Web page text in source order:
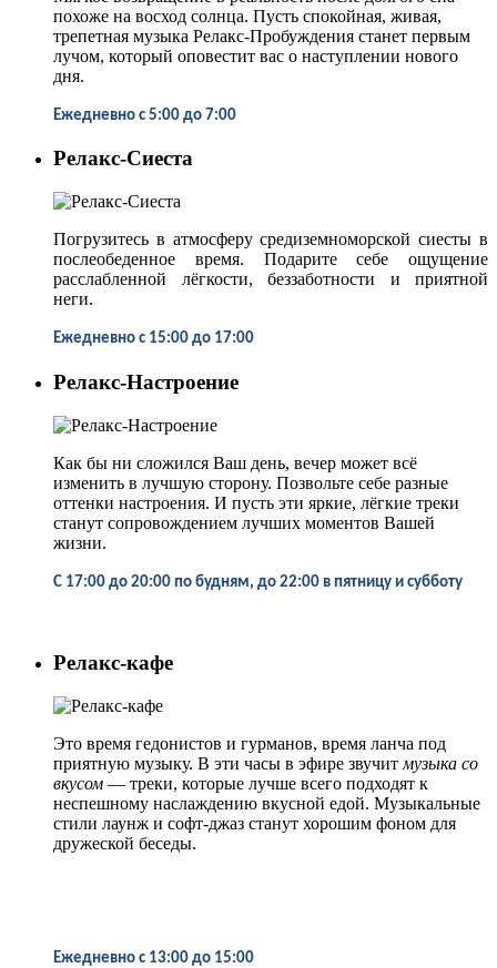
похоже на восход солнца. Пусть спокойная, живая,
трепетная музыка Релакс-Пробуждения станет первым
лучом, который оповестит вас о наступлении нового
дня.
Ежедневно с 5:00 до 7:00
Релакс-Сиеста
Погрузитесь в атмосферу средиземноморской сиесты в
послеобеденное время. Подарите себе ощущение
расслабленной лёгкости, беззаботности и приятной
неги.
Ежедневно с 15:00 до 17:00
Релакс-Настроение
Как бы ни сложился Ваш день, вечер может всё
изменить в лучшую сторону. Позвольте себе разные
оттенки настроения. И пусть эти яркие, лёгкие треки
станут сопровождением лучших моментов Вашей
жизни.
С 17:00 до 20:00 по будням, до 22:00 в пятницу и субботу
Релакс-кафе
Это время гедонистов и гурманов, время ланча под
приятную музыку. В эти часы в эфире звучит музыка со
вкусом — треки, которые лучше всего подходят к
неспешному наслаждению вкусной едой. Музыкальные
стили лаунж и софт-джаз станут хорошим фоном для
дружеской беседы.
Ежедневно с 13:00 до 15:00